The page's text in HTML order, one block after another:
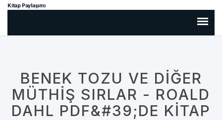
Kitap Paylaşımı
BENEK TOZU VE DIĞER
MÜTHIŞ SIRLAR - ROALD
DAHL PDF&#39;DE KITAP